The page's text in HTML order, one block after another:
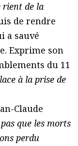
rient de la
de rendre
a sauvé
Exprime son
du 11
à la prise de
Claude
pas que les morts
perdu